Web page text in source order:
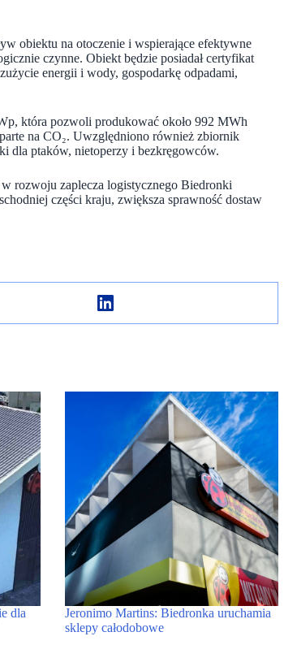
obiektu na otoczenie i wspierające efektywne
czynne. Obiekt będzie posiadał certyfikat
energii i wody, gospodarkę odpadami,
która pozwoli produkować około 992 MWh
na CO₂. Uwzględniono również zbiornik
dla ptaków, nietoperzy i bezkręgowców.
rozwoju zaplecza logistycznego Biedronki
części kraju, zwiększa sprawność dostaw
dla
Jeronimo Martins: Biedronka uruchamia
sklepy całodobowe